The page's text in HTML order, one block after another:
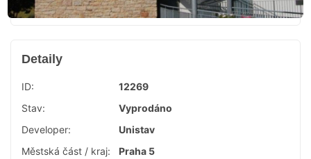
Detaily
ID:
12269
Stav:
Vyprodáno
Developer:
Unistav
Městská část / kraj:
Praha 5